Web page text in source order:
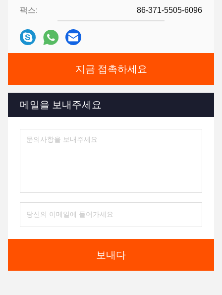
팩스: 86-371-5505-6096
지금 접촉하세요
메일을 보내주세요
보내다